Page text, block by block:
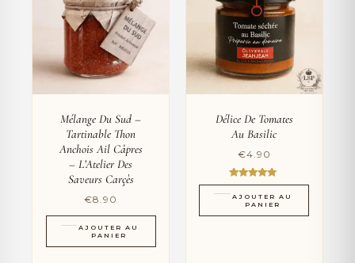
Mélange Du Sud –
Tartinable Thon
Anchois Ail Câpres
– L’Atelier Des
Saveurs Carçès
€8.90
AJOUTER AU
PANIER
Délice De Tomates
Au Basilic
€4.90
Note
5.00
sur 5
AJOUTER AU
PANIER